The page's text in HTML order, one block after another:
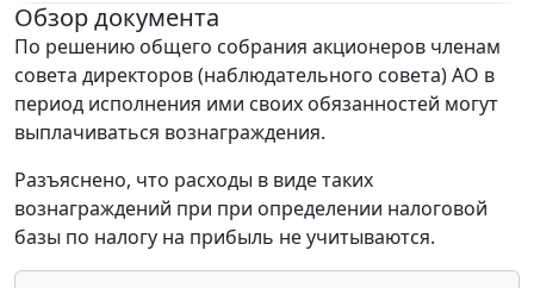
Обзор документа
По решению общего собрания акционеров членам
совета директоров (наблюдательного совета) АО в
период исполнения ими своих обязанностей могут
выплачиваться вознаграждения.
Разъяснено, что расходы в виде таких
вознаграждений при при определении налоговой
базы по налогу на прибыль не учитываются.